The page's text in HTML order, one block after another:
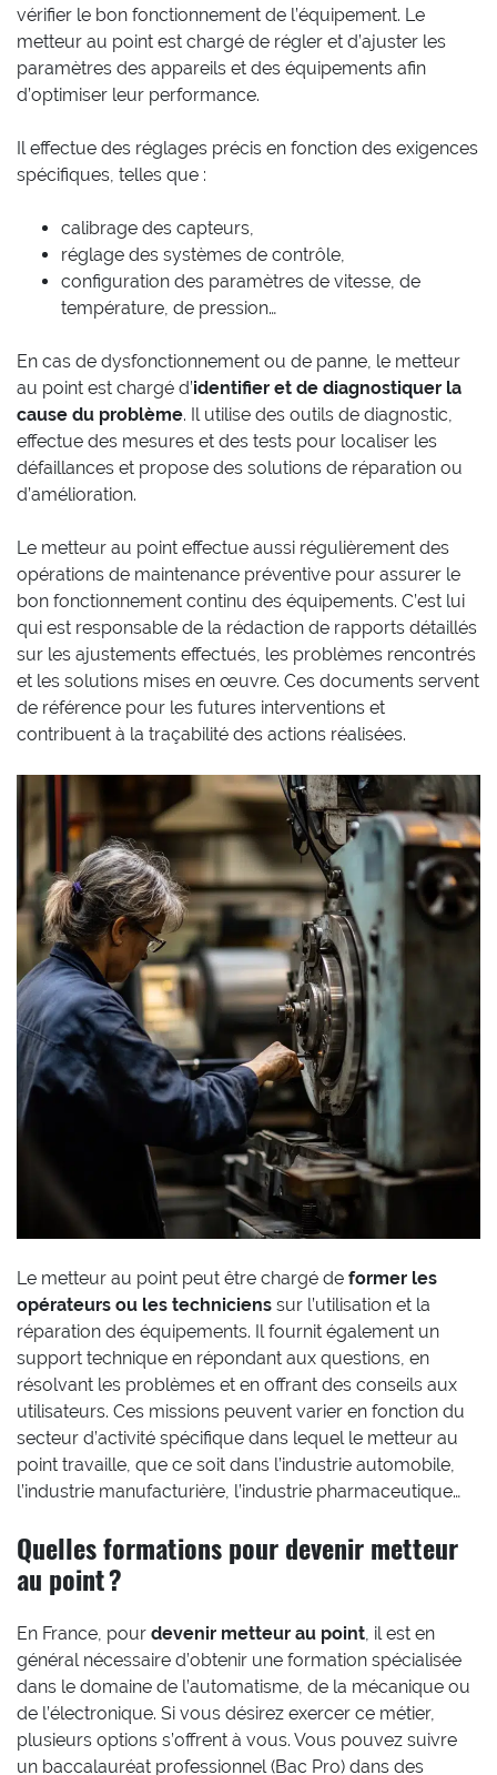
vérifier le bon fonctionnement de l’équipement. Le
metteur au point est chargé de régler et d’ajuster les
paramètres des appareils et des équipements afin
d’optimiser leur performance.
Il effectue des réglages précis en fonction des exigences
spécifiques, telles que :
calibrage des capteurs,
réglage des systèmes de contrôle,
configuration des paramètres de vitesse, de
température, de pression…
En cas de dysfonctionnement ou de panne, le metteur
au point est chargé d’identifier et de diagnostiquer la
cause du problème. Il utilise des outils de diagnostic,
effectue des mesures et des tests pour localiser les
défaillances et propose des solutions de réparation ou
d’amélioration.
Le metteur au point effectue aussi régulièrement des
opérations de maintenance préventive pour assurer le
bon fonctionnement continu des équipements. C’est lui
qui est responsable de la rédaction de rapports détaillés
sur les ajustements effectués, les problèmes rencontrés
et les solutions mises en œuvre. Ces documents servent
de référence pour les futures interventions et
contribuent à la traçabilité des actions réalisées.
Le metteur au point peut être chargé de former les
opérateurs ou les techniciens sur l’utilisation et la
réparation des équipements. Il fournit également un
support technique en répondant aux questions, en
résolvant les problèmes et en offrant des conseils aux
utilisateurs. Ces missions peuvent varier en fonction du
secteur d’activité spécifique dans lequel le metteur au
point travaille, que ce soit dans l’industrie automobile,
l’industrie manufacturière, l’industrie pharmaceutique…
Quelles formations pour devenir metteur
au point ?
En France, pour devenir metteur au point, il est en
général nécessaire d’obtenir une formation spécialisée
dans le domaine de l’automatisme, de la mécanique ou
de l’électronique. Si vous désirez exercer ce métier,
plusieurs options s’offrent à vous. Vous pouvez suivre
un baccalauréat professionnel (Bac Pro) dans des